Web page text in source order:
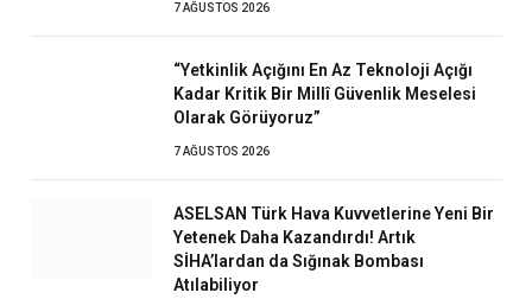
7 AĞUSTOS 2026
“Yetkinlik Açığını En Az Teknoloji Açığı
Kadar Kritik Bir Millî Güvenlik Meselesi
Olarak Görüyoruz”
7 AĞUSTOS 2026
ASELSAN Türk Hava Kuvvetlerine Yeni Bir
Yetenek Daha Kazandırdı! Artık
SİHA’lardan da Sığınak Bombası
Atılabiliyor